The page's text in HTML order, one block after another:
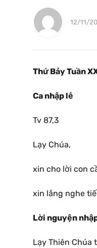
12/11/
Thứ Bảy Tuần
Ca nhập lễ
Tv 87,3
Lạy Chúa,
xin cho lời con
xin lắng nghe
Lời nguyện
Lạy Thiên Chúa